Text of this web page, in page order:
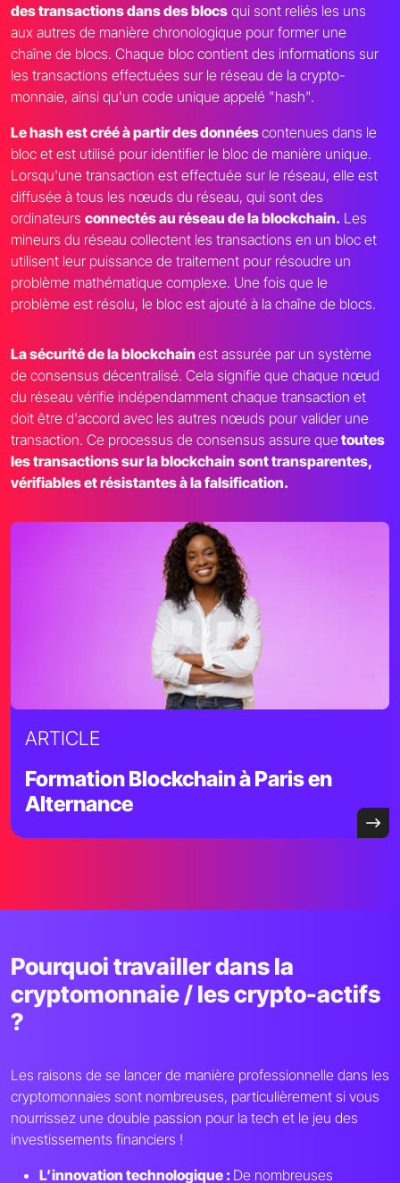
des transactions dans des blocs qui sont reliés les uns
aux autres de manière chronologique pour former une
chaîne de blocs. Chaque bloc contient des informations sur
les transactions effectuées sur le réseau de la crypto-
monnaie, ainsi qu'un code unique appelé "hash".
Le hash est créé à partir des donnéescontenues dans le
bloc et est utilisé pour identifier le bloc de manière unique.
Lorsqu'une transaction est effectuée sur le réseau, elle est
diffusée à tous les nœuds du réseau, qui sont des
ordinateurs connectés au réseau de la blockchain. Les
mineurs du réseau collectent les transactions en un bloc et
utilisent leur puissance de traitement pour résoudre un
problème mathématique complexe. Une fois que le
problème est résolu, le bloc est ajouté à la chaîne de blocs.
La sécurité de la blockchain est assurée par un système
de consensus décentralisé. Cela signifie que chaque nœud
du réseau vérifie indépendamment chaque transaction et
doit être d'accord avec les autres nœuds pour valider une
transaction. Ce processus de consensus assure quetoutes
les transactions sur la blockchain sont transparentes,
vérifiables et résistantes à la falsification.
ARTICLE
Formation Blockchain à Paris en
Alternance
Pourquoi travailler dans la
cryptomonnaie / les crypto-actifs
?
Les raisons de se lancer de manière professionnelle dans les
cryptomonnaies sont nombreuses, particulièrement si vous
nourrissez une double passion pour la tech et le jeu des
investissements financiers !
L’innovation technologique : De nombreuses